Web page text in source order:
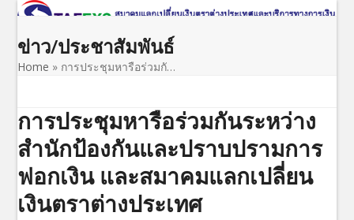
Skip
content
Open
mobile
menu
Close
mobile
menu
ข่าว/ประชาสัมพันธ์
Home » การประชุมหารือร่วมกั…
การประชุมหารือร่วมกันระหว่าง
สำนักป้องกันและปราบปรามการ
ฟอกเงิน และสมาคมแลกเปลี่ยน
เงินตราต่างประเทศ